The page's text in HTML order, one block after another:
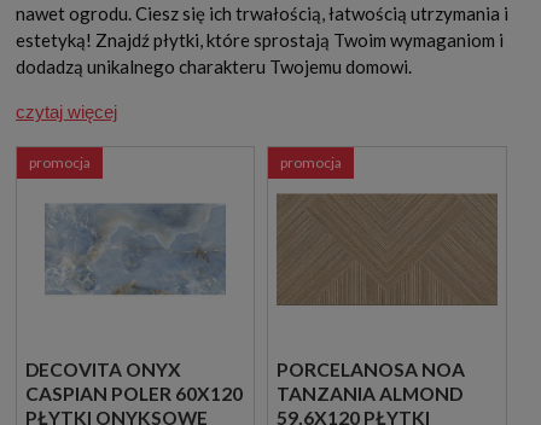
nawet ogrodu. Ciesz się ich trwałością, łatwością utrzymania i
estetyką! Znajdź płytki, które sprostają Twoim wymaganiom i
dodadzą unikalnego charakteru Twojemu domowi.
czytaj więcej
DECOVITA ONYX
CASPIAN POLER 60X120
PŁYTKI ONYKSOWE
promocja
PORCELANOSA NOA
TANZANIA ALMOND
59,6X120 PŁYTKI
promocja